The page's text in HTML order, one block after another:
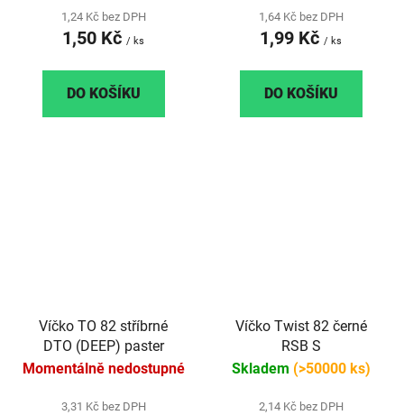
1,24 Kč bez DPH
1,50 Kč / ks
DO KOŠÍKU
1,64 Kč bez DPH
1,99 Kč / ks
DO KOŠÍKU
Víčko TO 82 stříbrné
DTO (DEEP) paster
Momentálně nedostupné
3,31 Kč bez DPH
Víčko Twist 82 černé
RSB S
Skladem (>50000 ks)
2,14 Kč bez DPH